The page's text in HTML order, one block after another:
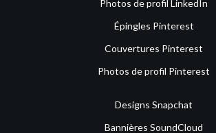
Photos de profil LinkedIn
Épingles Pinterest
Couvertures Pinterest
Photos de profil Pinterest
Designs Snapchat
Bannières SoundCloud